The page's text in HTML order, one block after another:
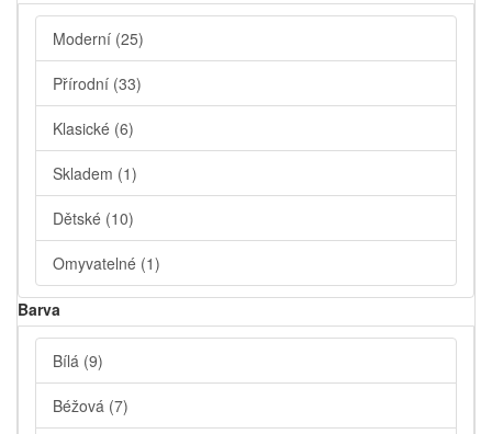
Moderní (25)
Přírodní (33)
Klasické (6)
Skladem (1)
Dětské (10)
Omyvatelné (1)
Barva
Bílá (9)
Béžová (7)